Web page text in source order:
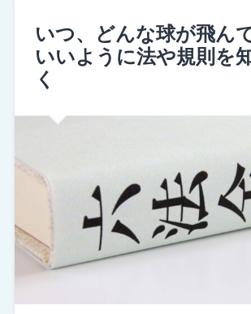
いつ、どんな球が飛ん
いいように法や規則を
く